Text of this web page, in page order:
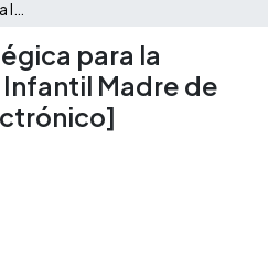
para la
Madre de